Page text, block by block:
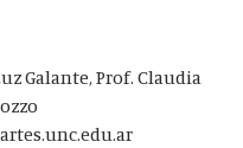
Galante, Prof. Claudia